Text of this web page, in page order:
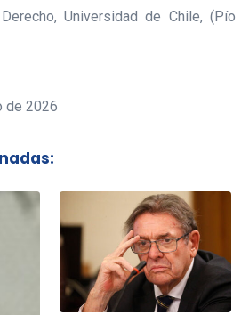
Universidad de Chile, (Pío
de 2026